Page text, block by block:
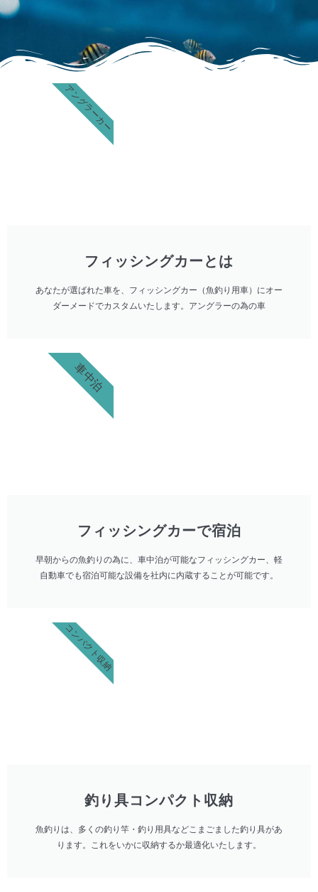
フィッシングカーとは
あなたが選ばれた車を、フィッシングカー（魚釣り用車）にオー
ダーメードでカスタムいたします。アングラーの為の車
アングラーカー
フィッシングカーで宿泊
早朝からの魚釣りの為に、車中泊が可能なフィッシングカー、軽
自動車でも宿泊可能な設備を社内に内蔵することが可能です。
車中泊
釣り具コンパクト収納
魚釣りは、多くの釣り竿・釣り用具などこまごました釣り具があ
ります。これをいかに収納するか最適化いたします。
コンパクト収納